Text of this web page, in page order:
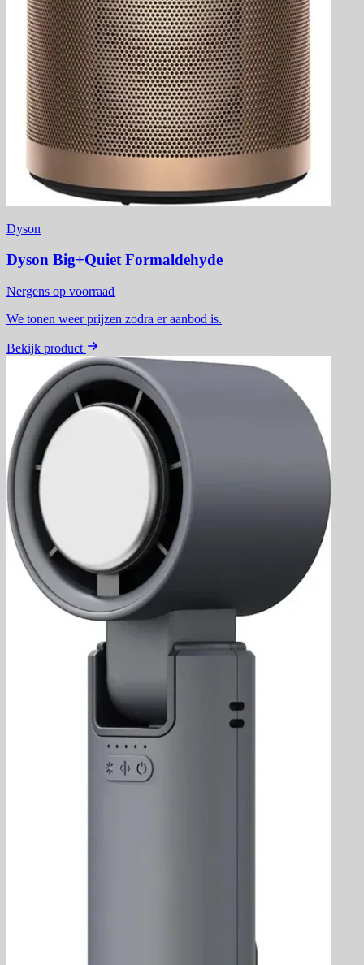
Dyson
Dyson Big+Quiet Formaldehyde
Nergens op voorraad
We tonen weer prijzen zodra er aanbod is.
Bekijk product